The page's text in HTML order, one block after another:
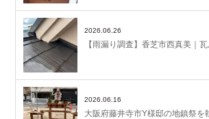
2026.06.26
【雨漏り調査】香芝市西真美｜
2026.06.16
大阪府藤井寺市Y様邸の地鎮祭を